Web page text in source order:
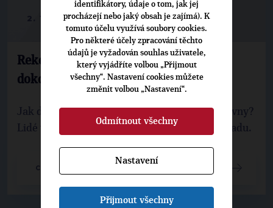
2. 11. 2015
Rekonstrukce sokolovny v Debři je
dokončena
Jak dopadla kompletní úprava debřské sokolovny?
Lidé to mohou posoudit na vlastní oči 7. listopadu.
CELÝ ČLÁNEK
identifikátory, údaje o tom, jak jej
procházejí nebo jaký obsah je zajímá). K
tomuto účelu využívá soubory cookies.
Pro některé účely zpracování těchto
údajů je vyžadován souhlas uživatele,
který vyjádříte volbou „Přijmout
všechny“. Nastavení cookies můžete
změnit volbou „Nastavení“.
Odmítnout všechny
Nastavení
Přijmout všechny